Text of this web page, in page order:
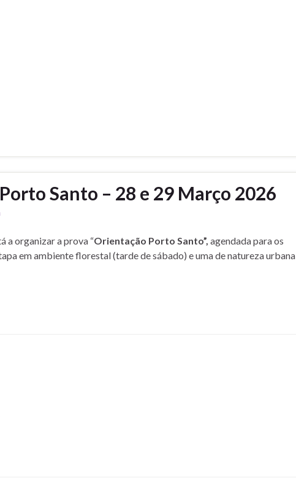
Santo – 28 e 29 Março 2026
a organizar a prova “Orientação Porto Santo”, agendada para os
em ambiente florestal (tarde de sábado) e uma de natureza urbana